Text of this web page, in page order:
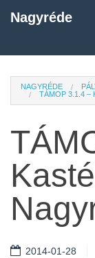
Nagyréde
NAGYRÉDE
TÁMOP 3.1.4 –
2014-01-28